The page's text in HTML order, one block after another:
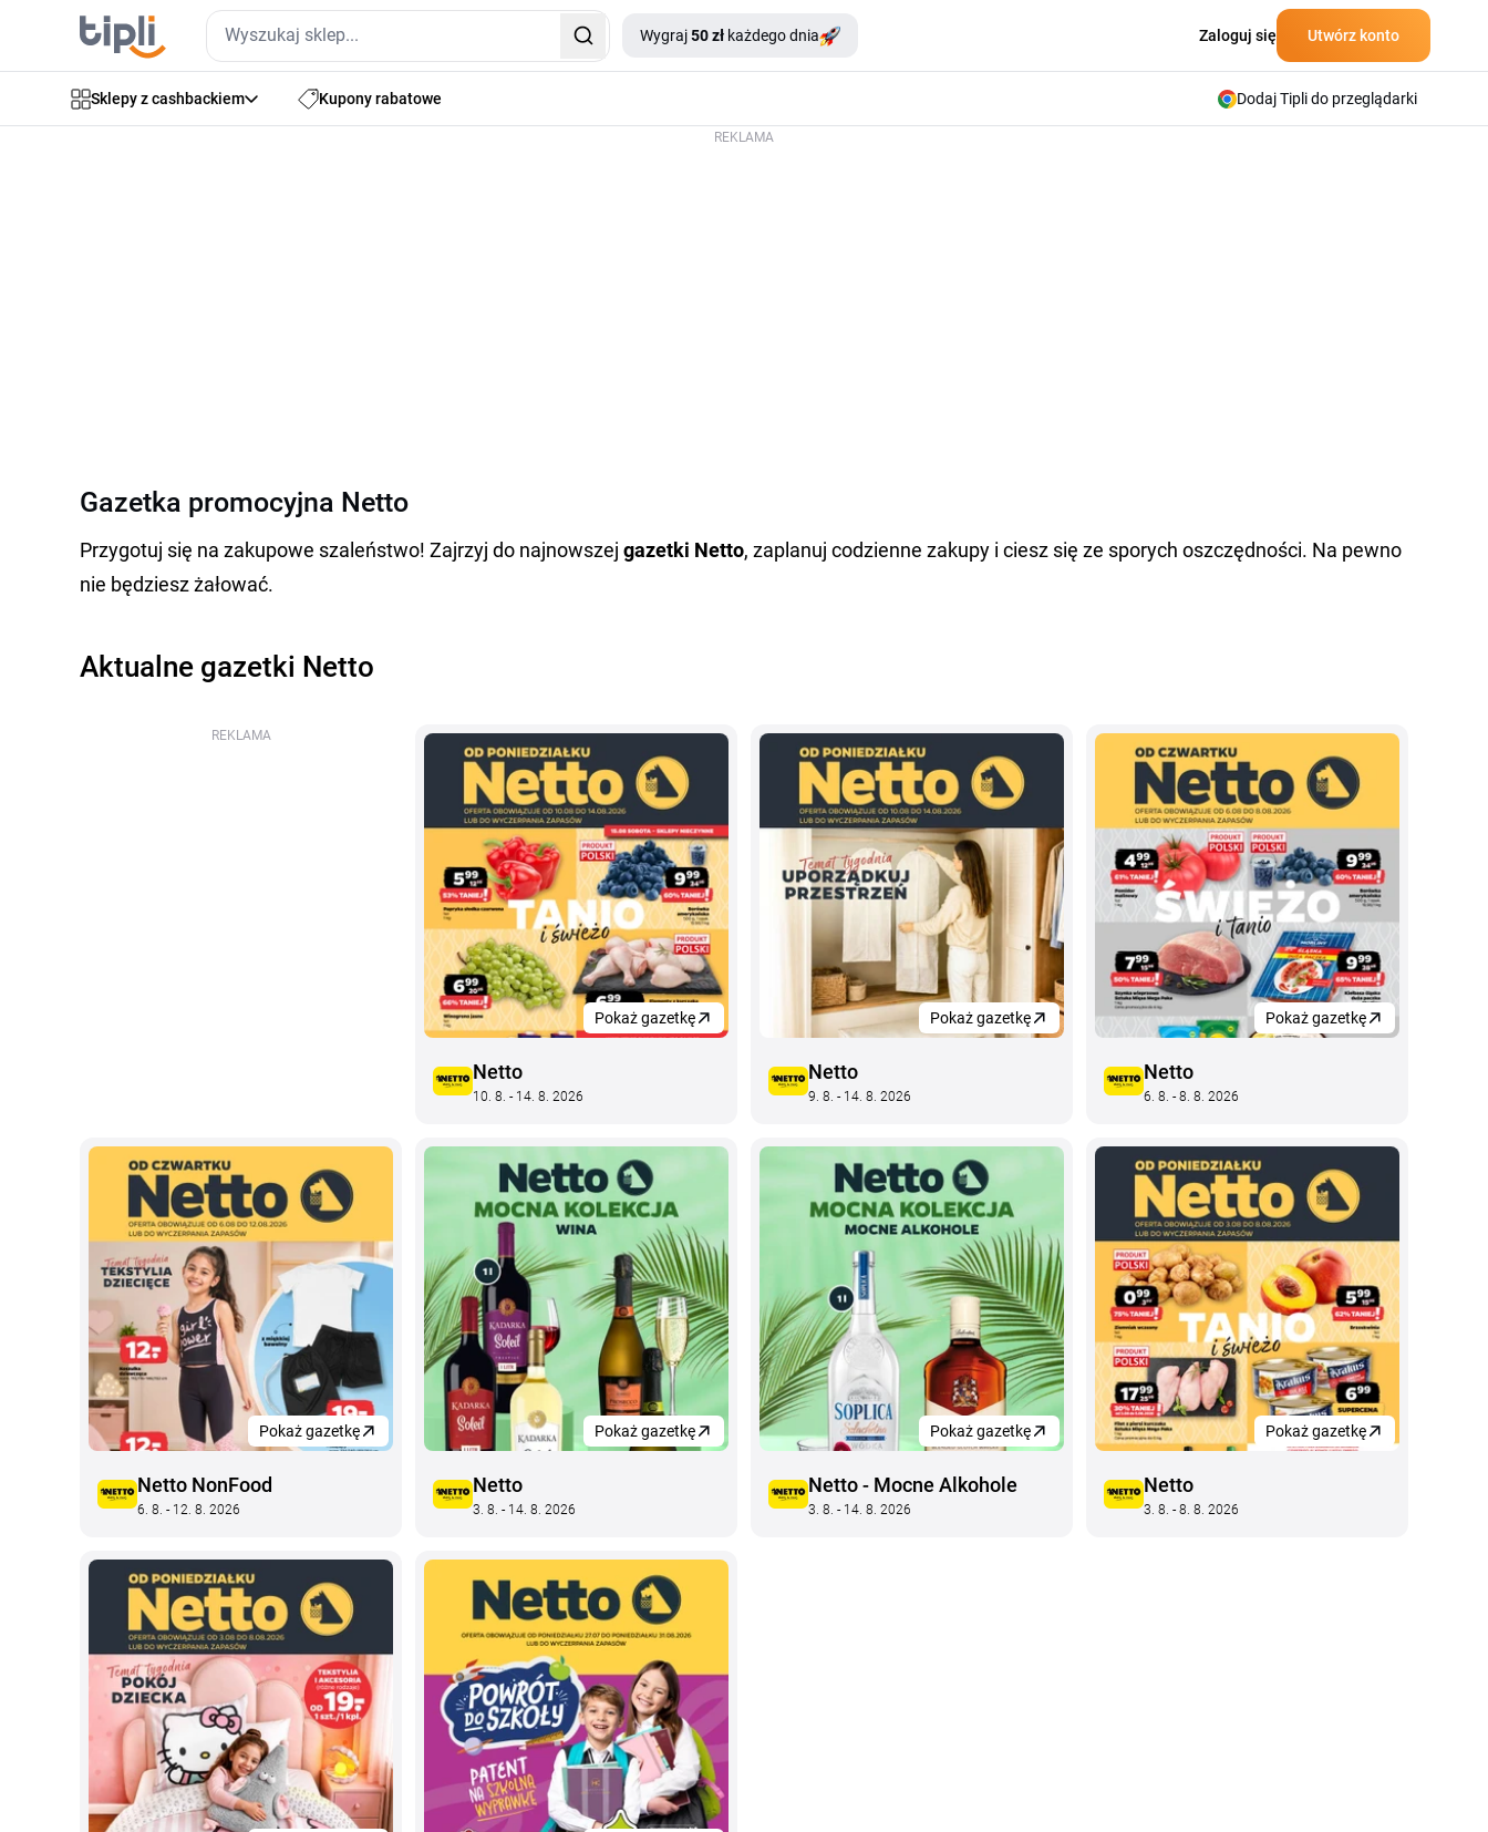
Wygraj50 zł każdego dnia Zaloguj się Utwórz konto
Sklepy z cashbackiem Kupony rabatowe Dodaj Tipli do przeglądarki
REKLAMA
Gazetka promocyjna Netto
Przygotuj się na zakupowe szaleństwo! Zajrzyj do najnowszej gazetki Netto, zaplanuj codzienne zakupy i ciesz się ze sporych oszczędności. Na pewno
nie będziesz żałować.
Aktualne gazetki Netto
REKLAMA
Pokaż gazetkę
Netto
10. 8. - 14. 8. 2026
Pokaż gazetkę
Netto
9. 8. - 14. 8. 2026
Pokaż gazetkę
Netto
6. 8. - 8. 8. 2026
Pokaż gazetkę
Netto NonFood
6. 8. - 12. 8. 2026
Pokaż gazetkę
Netto
3. 8. - 14. 8. 2026
Pokaż gazetkę
Netto - Mocne Alkohole
3. 8. - 14. 8. 2026
Pokaż gazetkę
Netto
3. 8. - 8. 8. 2026